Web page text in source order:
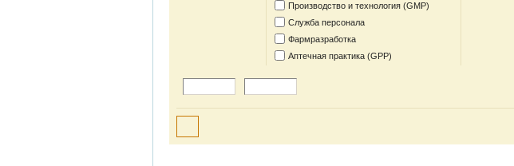
Производство и технология (GMP)
Служба персонала
Фармразработка
Аптечная практика (GPP)